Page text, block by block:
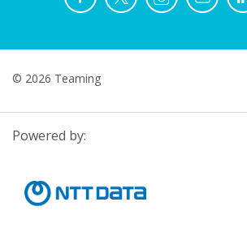
© 2026 Teaming
Powered by: